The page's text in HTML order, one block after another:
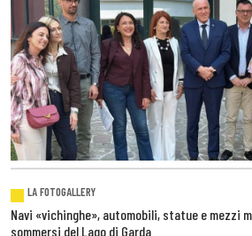
LA FOTOGALLERY
Navi «vichinghe», automobili, statue e mezzi
sommersi del Lago di Garda